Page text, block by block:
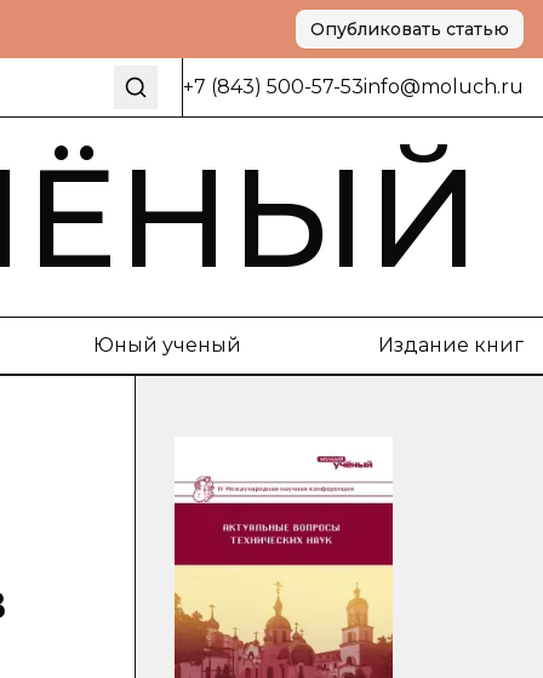
Опубликовать статью
+7 (843) 500-57-53info@moluch.ru
Юный ученый Издание книг